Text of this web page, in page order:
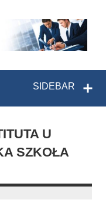
SIDEBAR
U
SZKOŁA